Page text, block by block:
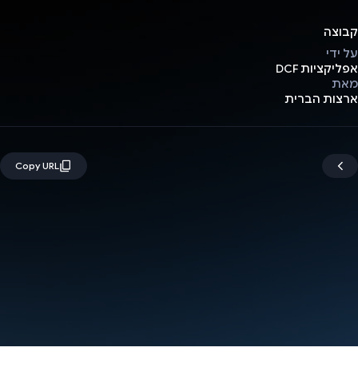
קבוצה
על ידי
אפליקציות DCF
מאת
ארצות הברית